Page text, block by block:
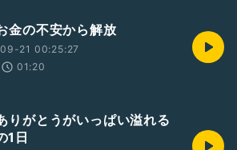
金の不安から解放
21 00:25:27
01:20
りがとうがいっぱい溢れる
1日